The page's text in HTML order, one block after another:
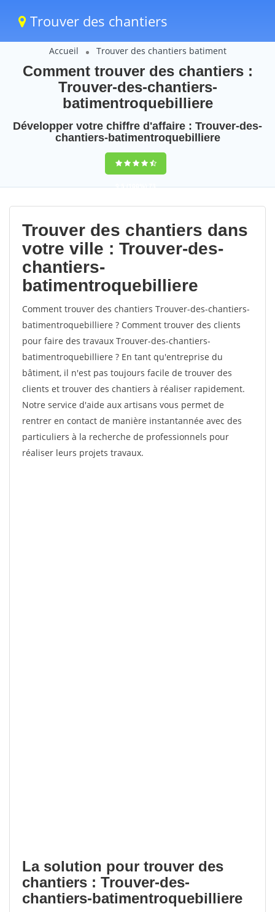
Trouver des chantiers
Accueil Trouver des chantiers batiment
Comment trouver des chantiers :
Trouver-des-chantiers-
batimentroquebilliere
Développer votre chiffre d'affaire : Trouver-des-
chantiers-batimentroquebilliere
9,5(100%)73
votes
Trouver des chantiers dans
votre ville : Trouver-des-
chantiers-
batimentroquebilliere
Comment trouver des chantiers Trouver-des-chantiers-
batimentroquebilliere ? Comment trouver des clients
pour faire des travaux Trouver-des-chantiers-
batimentroquebilliere ? En tant qu'entreprise du
bâtiment, il n'est pas toujours facile de trouver des
clients et trouver des chantiers à réaliser rapidement.
Notre service d'aide aux artisans vous permet de
rentrer en contact de manière instantannée avec des
particuliers à la recherche de professionnels pour
réaliser leurs projets travaux.
La solution pour trouver des
chantiers : Trouver-des-
chantiers-batimentroquebilliere